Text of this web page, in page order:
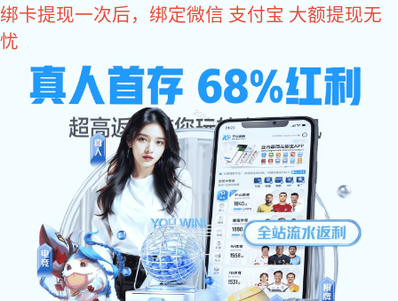
耀世娱乐
传动盒